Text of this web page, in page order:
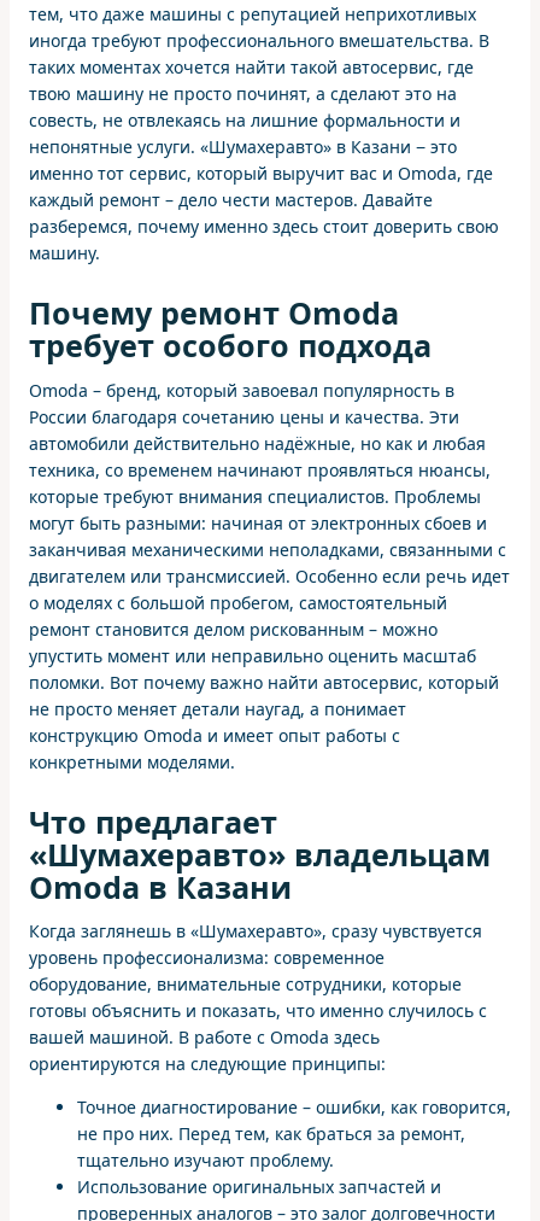
тем, что даже машины с репутацией неприхотливых
иногда требуют профессионального вмешательства. В
таких моментах хочется найти такой автосервис, где
твою машину не просто починят, а сделают это на
совесть, не отвлекаясь на лишние формальности и
непонятные услуги. «Шумахеравто» в Казани − это
именно тот сервис, который выручит вас и Omoda, где
каждый ремонт – дело чести мастеров. Давайте
разберемся, почему именно здесь стоит доверить свою
машину.
Почему ремонт Omoda
требует особого подхода
Omoda – бренд, который завоевал популярность в
России благодаря сочетанию цены и качества. Эти
автомобили действительно надёжные, но как и любая
техника, со временем начинают проявляться нюансы,
которые требуют внимания специалистов. Проблемы
могут быть разными: начиная от электронных сбоев и
заканчивая механическими неполадками, связанными с
двигателем или трансмиссией. Особенно если речь идет
о моделях с большой пробегом, самостоятельный
ремонт становится делом рискованным – можно
упустить момент или неправильно оценить масштаб
поломки. Вот почему важно найти автосервис, который
не просто меняет детали наугад, а понимает
конструкцию Omoda и имеет опыт работы с
конкретными моделями.
Что предлагает
«Шумахеравто» владельцам
Omoda в Казани
Когда заглянешь в «Шумахеравто», сразу чувствуется
уровень профессионализма: современное
оборудование, внимательные сотрудники, которые
готовы объяснить и показать, что именно случилось с
вашей машиной. В работе с Omoda здесь
ориентируются на следующие принципы:
Точное диагностирование – ошибки, как говорится,
не про них. Перед тем, как браться за ремонт,
тщательно изучают проблему.
Использование оригинальных запчастей и
проверенных аналогов – это залог долговечности